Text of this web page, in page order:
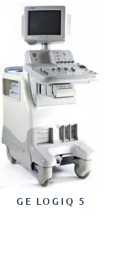
GE LOGIQ 5